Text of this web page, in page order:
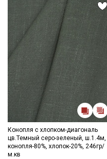
Конопля с хлопком-диагональ
цв.Темный серо-зеленый, ш.1.4м,
конопля-80%, хлопок-20%, 246гр/
м.кв